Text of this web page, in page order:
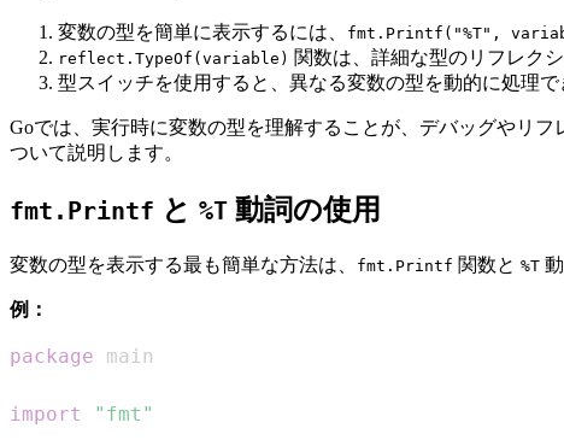
変数の型を簡単に表示するには、 fmt.Printf("%T",
reflect.TypeOf(variable) 関数は、詳細な型のリフレク
型スイッチを使用すると、異なる変数の型を動的に処理で
Goでは、実行時に変数の型を理解することが、デバッグやリ
ついて説明します。
fmt.Printf と %T 動詞の使用
変数の型を表示する最も簡単な方法は、 fmt.Printf 関数と %T
例：
package
import "fmt"